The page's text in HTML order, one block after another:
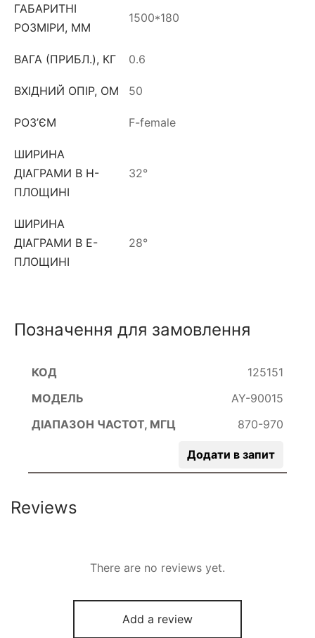
ГАБАРИТНІ
РОЗМІРИ, ММ
1500*180
ВАГА (ПРИБЛ.), КГ 0.6
ВХІДНИЙ ОПІР, ОМ 50
РОЗ’ЄМ F-female
ШИРИНА
ДІАГРАМИ В Н-
ПЛОЩИНІ
32°
ШИРИНА
ДІАГРАМИ В Е-
ПЛОЩИНІ
28°
Позначення для замовлення
125151
AY-90015
870-970
Додати в запит
Reviews
There are no reviews yet.
Add a review